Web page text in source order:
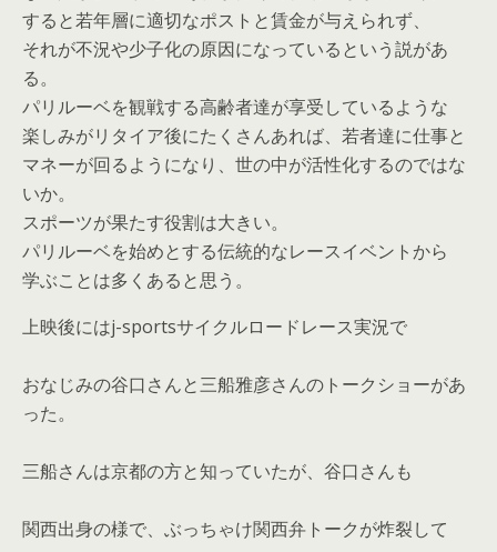
すると若年層に適切なポストと賃金が与えられず、
それが不況や少子化の原因になっているという説があ
る。
パリルーベを観戦する高齢者達が享受しているような
楽しみがリタイア後にたくさんあれば、若者達に仕事と
マネーが回るようになり、世の中が活性化するのではな
いか。
スポーツが果たす役割は大きい。
パリルーベを始めとする伝統的なレースイベントから
学ぶことは多くあると思う。
上映後にはj-sportsサイクルロードレース実況で
おなじみの谷口さんと三船雅彦さんのトークショーがあ
った。
三船さんは京都の方と知っていたが、谷口さんも
関西出身の様で、ぶっちゃけ関西弁トークが炸裂して